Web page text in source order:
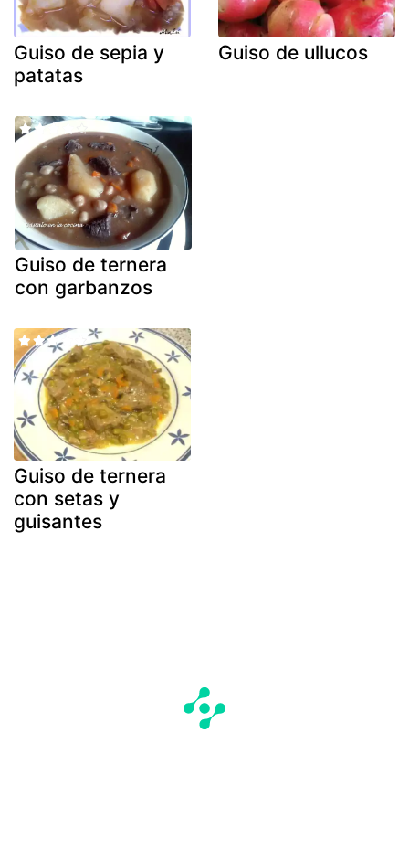
Guiso de sepia y
patatas
Guiso de ullucos
Guiso de ternera
con garbanzos
Guiso de ternera
con setas y
guisantes